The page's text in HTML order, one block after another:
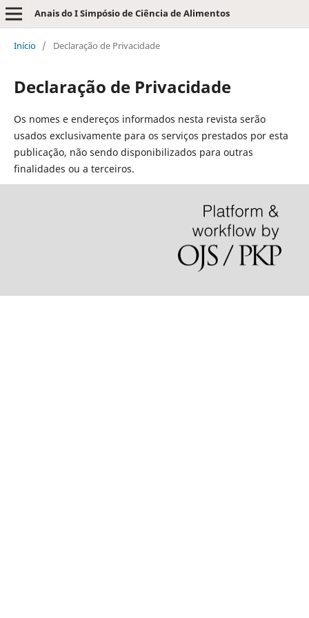
Anais do I Simpósio de Ciência de Alimentos
Início / Declaração de Privacidade
Declaração de Privacidade
Os nomes e endereços informados nesta revista serão
usados exclusivamente para os serviços prestados por esta
publicação, não sendo disponibilizados para outras
finalidades ou a terceiros.